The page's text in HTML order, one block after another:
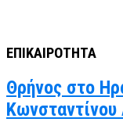
ΕΠΙΚΑΙΡΟΤΗΤΑ
Θρήνος στο